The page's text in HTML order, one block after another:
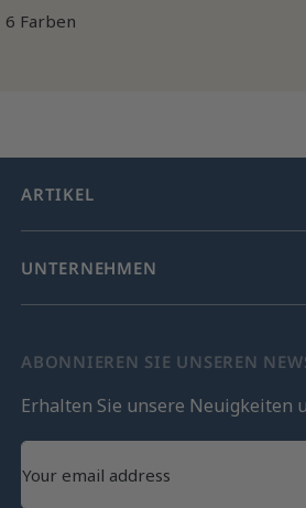
6 Farben
ARTIKEL
UNTERNEHMEN
ABONNIEREN SIE UNSEREN
Erhalten Sie unsere Neuigkeiten